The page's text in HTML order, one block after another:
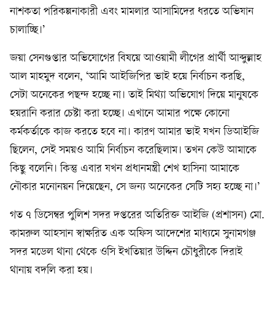
নাশকতা পরিকল্পনাকারী এবং মামলার আসামিদের ধরতে অভিযান
চালাচ্ছি।’
জয়া সেনগুপ্তার অভিযোগের বিষয়ে আওয়ামী লীগের প্রার্থী আব্দুল্লাহ
আল মাহমুদ বলেন, ‘আমি আইজিপির ভাই হয়ে নির্বাচন করছি,
সেটা অনেকের পছন্দ হচ্ছে না। তাই মিথ্যা অভিযোগ দিয়ে মানুষকে
হয়রানি করার চেষ্টা করা হচ্ছে। এখানে আমার পক্ষে কোনো
কর্মকর্তাকে কাজ করতে হবে না। কারণ আমার ভাই যখন ডিআইজি
ছিলেন, সেই সময়ও আমি নির্বাচন করেছিলাম। তখন কেউ আমাকে
কিছু বলেনি। কিন্তু এবার যখন প্রধানমন্ত্রী শেখ হাসিনা আমাকে
নৌকার মনোনয়ন দিয়েছেন, সে জন্য অনেকের সেটি সহ্য হচ্ছে না।’
গত ৭ ডিসেম্বর পুলিশ সদর দপ্তরের অতিরিক্ত আইজি (প্রশাসন) মো.
কামরুল আহসান স্বাক্ষরিত এক অফিস আদেশের মাধ্যমে সুনামগঞ্জ
সদর মডেল থানা থেকে ওসি ইখতিয়ার উদ্দিন চৌধুরীকে দিরাই
থানায় বদলি করা হয়।